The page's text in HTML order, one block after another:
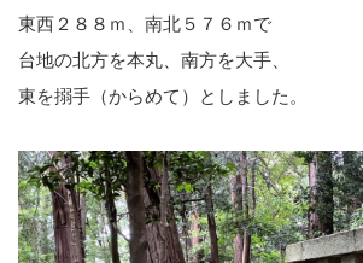
東西２８８ｍ、南北５７６ｍで
台地の北方を本丸、南方を大手、
東を搦手（からめて）としました。